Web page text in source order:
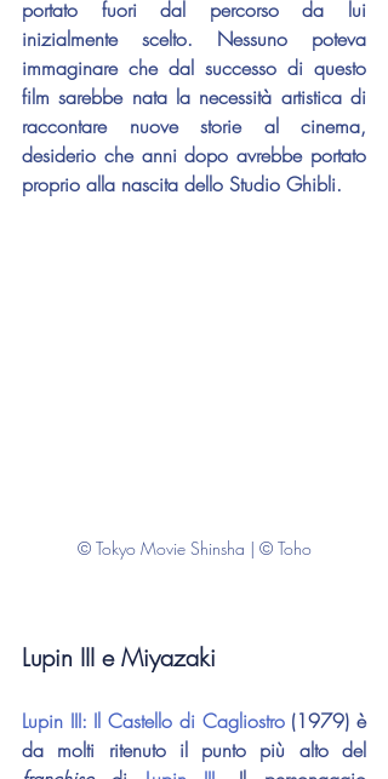
portato fuori dal percorso da lui
inizialmente scelto. Nessuno poteva
immaginare che dal successo di questo
film sarebbe nata la necessità artistica di
raccontare nuove storie al cinema,
desiderio che anni dopo avrebbe portato
proprio alla nascita dello Studio Ghibli.
© Tokyo Movie Shinsha | © Toho
Lupin III e Miyazaki
Lupin III: Il Castello di Cagliostro (1979) è